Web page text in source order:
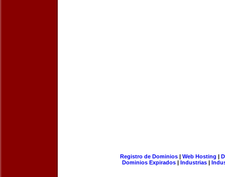
Registro de Dominios| Web Hosting |
Dominios Expirados | Industrias |